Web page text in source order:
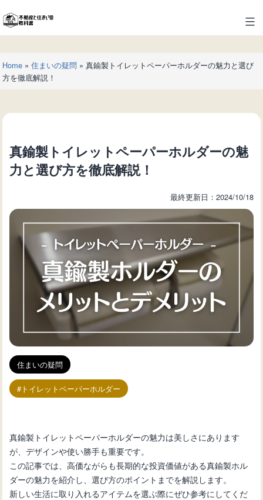
ン
テ
ツ
へ
ス
ッ
不
動
産
と
住
の
Home» 住まいの疑問 » 真鍮製トイレットペーパーホルダーの魅力と選び
方を徹底解説！
真鍮製トイレットペーパーホルダーの魅
力と選び方を徹底解説！
最終更新日：2024/10/18
住まいの疑問
トイレットペーパーホルダー
真鍮製トイレットペーパーホルダーの魅力は美しさにあります
が、デザインや使い勝手も重要です。
この記事では、高価ながらも長期的な投資価値がある真鍮製ホル
ダーの魅力を紹介し、選び方のポイントまでを解説します。
新しい生活に取り入れるアイテムを選ぶ際にぜひ参考にしてくだ